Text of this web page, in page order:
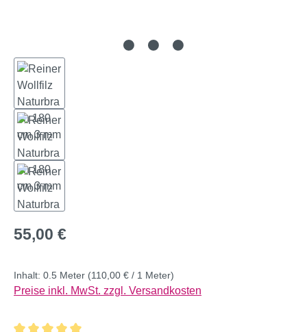
Regulärer Preis:
55,00 €
Inhalt: 0.5 Meter (110,00 € / 1 Meter)
Preise inkl. MwSt. zzgl. Versandkosten